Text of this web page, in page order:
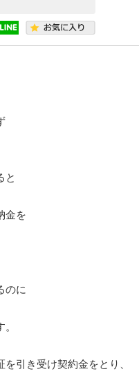
と
金を
のに
引き受け契約金をとり、